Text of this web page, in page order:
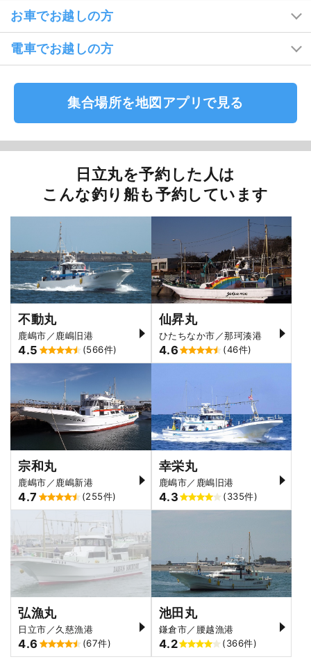
お車でお越しの方
電車でお越しの方
集合場所を地図アプリで見る
日立丸を予約した人は
こんな釣り船も予約しています
不動丸
鹿嶋市／鹿嶋旧港
4.5 (566件)
仙昇丸
ひたちなか市／那珂湊港
4.6 (46件)
宗和丸
鹿嶋市／鹿嶋新港
4.7 (255件)
幸栄丸
鹿嶋市／鹿嶋旧港
4.3 (335件)
弘漁丸
日立市／久慈漁港
4.6 (67件)
池田丸
鎌倉市／腰越漁港
4.2 (366件)